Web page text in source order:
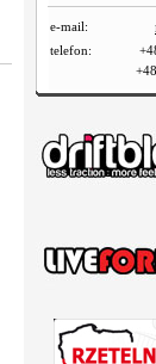
e-mail:
telefon: